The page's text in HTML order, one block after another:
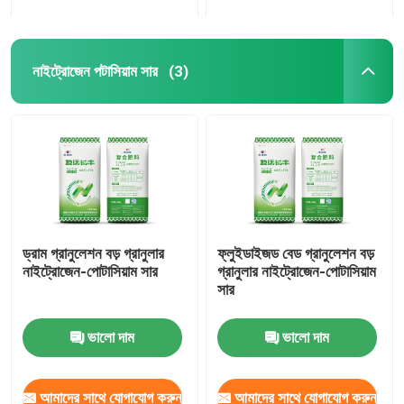
নাইট্রোজেন পটাসিয়াম সার (3)
ড্রাম গ্রানুলেশন বড় গ্রানুলার
নাইট্রোজেন-পোটাসিয়াম সার
ভালো দাম
আমাদের সাথে যোগাযোগ করুন
ফ্লুইডাইজড বেড গ্রানুলেশন বড়
গ্রানুলার নাইট্রোজেন-পোটাসিয়াম
সার
ভালো দাম
আমাদের সাথে যোগাযোগ করুন